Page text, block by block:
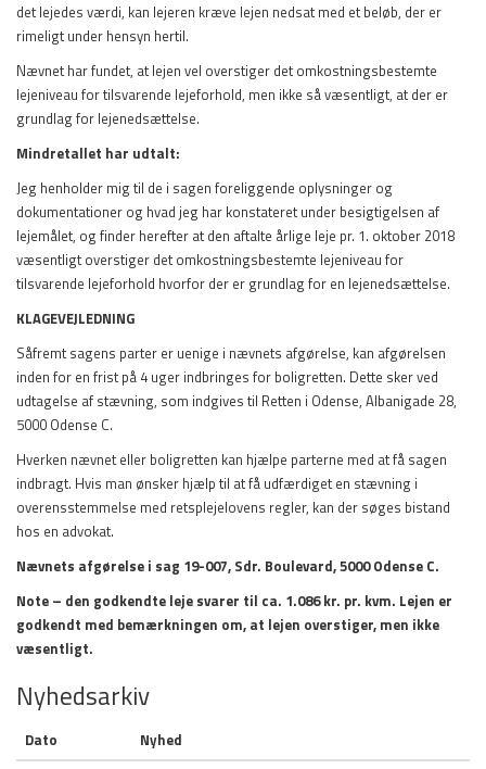
det lejedes værdi, kan lejeren kræve lejen nedsat med et beløb, der er
rimeligt under hensyn hertil.
Nævnet har fundet, at lejen vel overstiger det omkostningsbestemte
lejeniveau for tilsvarende lejeforhold, men ikke så væsentligt, at der er
grundlag for lejenedsættelse.
Mindretallet har udtalt:
Jeg henholder mig til de i sagen foreliggende oplysninger og
dokumentationer og hvad jeg har konstateret under besigtigelsen af
lejemålet, og finder herefter at den aftalte årlige leje pr. 1. oktober 2018
væsentligt overstiger det omkostningsbestemte lejeniveau for
tilsvarende lejeforhold hvorfor der er grundlag for en lejenedsættelse.
KLAGEVEJLEDNING
Såfremt sagens parter er uenige i nævnets afgørelse, kan afgørelsen
inden for en frist på 4 uger indbringes for boligretten. Dette sker ved
udtagelse af stævning, som indgives til Retten i Odense, Albanigade 28,
5000 Odense C.
Hverken nævnet eller boligretten kan hjælpe parterne med at få sagen
indbragt. Hvis man ønsker hjælp til at få udfærdiget en stævning i
overensstemmelse med retsplejelovens regler, kan der søges bistand
hos en advokat.
Nævnets afgørelse i sag 19-007, Sdr. Boulevard, 5000 Odense C.
Note – den godkendte leje svarer til ca. 1.086 kr. pr. kvm. Lejen er
godkendt med bemærkningen om, at lejen overstiger, men ikke
væsentligt.
Nyhedsarkiv
Dato
Nyhed